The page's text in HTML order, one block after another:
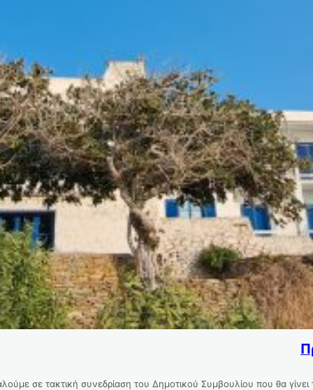
σε τακτική συνεδρίαση του Δημοτικού Συμβουλίου που θα